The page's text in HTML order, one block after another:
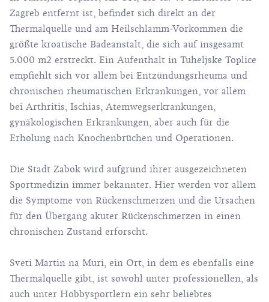
Zagreb entfernt ist, befindet sich direkt an der
Thermalquelle und am Heilschlamm-Vorkommen die
größte kroatische Badeanstalt, die sich auf insgesamt
5.000 m2 erstreckt. Ein Aufenthalt in Tuheljske Toplice
empfiehlt sich vor allem bei Entzündungsrheuma und
chronischen rheumatischen Erkrankungen, vor allem
bei Arthritis, Ischias, Atemwegserkrankungen,
gynäkologischen Erkrankungen, aber auch für die
Erholung nach Knochenbrüchen und Operationen.
Die Stadt Zabok wird aufgrund ihrer ausgezeichneten
Sportmedizin immer bekannter. Hier werden vor allem
die Symptome von Rückenschmerzen und die Ursachen
für den Übergang akuter Rückenschmerzen in einen
chronischen Zustand erforscht.
Sveti Martin na Muri, ein Ort, in dem es ebenfalls eine
Thermalquelle gibt, ist sowohl unter professionellen, als
auch unter Hobbysportlern ein sehr beliebtes